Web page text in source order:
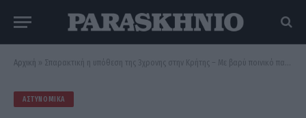
Αρχική » Σπαρακτική η υπόθεση της 3χρονης στην Κρήτης – Με βαρύ ποινικό παρελθόν οι “γονείς” (Video)
ΑΣΤΥΝΟΜΙΚΆ